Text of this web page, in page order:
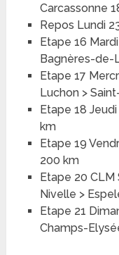
Carcassonne
Repos Lundi
Etape 16
Bagnères-de-
Etape 17
Luchon >
Etape 18
km
Etape 19
200 km
Etape 20
Nivelle >
Etape 21
Champs-